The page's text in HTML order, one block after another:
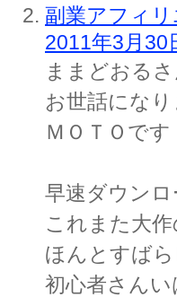
副業アフィリ
2011年3月30
ままどおるさ
お世話になり
ＭＯＴＯです
早速ダウン
これまた大
ほんとすば
初心者さん